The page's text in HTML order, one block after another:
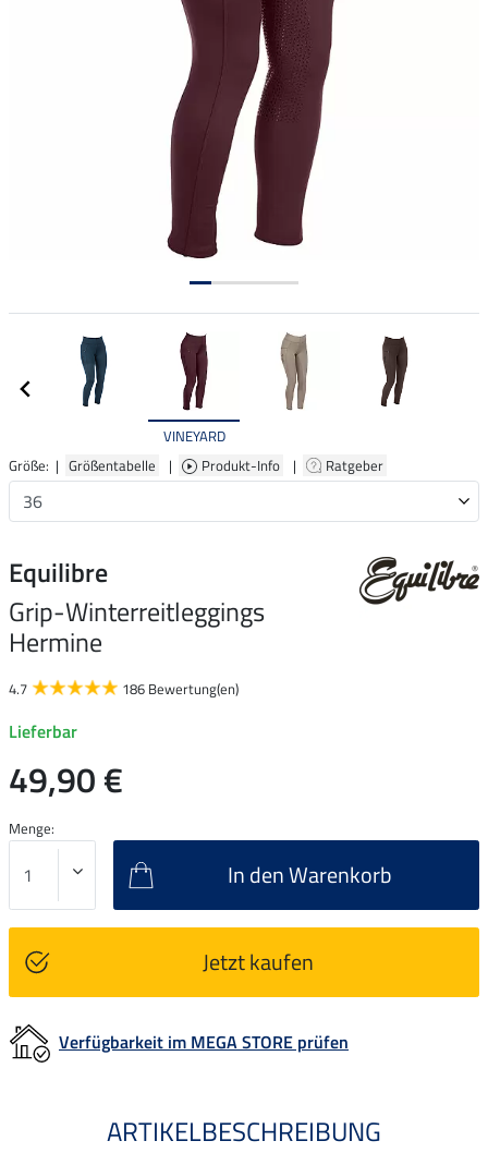
VINEYARD
Größe: | Größentabelle | Produkt-Info | Ratgeber
Equilibre
Grip-Winterreitleggings
Hermine
4.7 186 Bewertung(en)
Lieferbar
49,90 €
Menge:
In den Warenkorb
Jetzt kaufen
Verfügbarkeit im MEGA STORE prüfen
ARTIKELBESCHREIBUNG